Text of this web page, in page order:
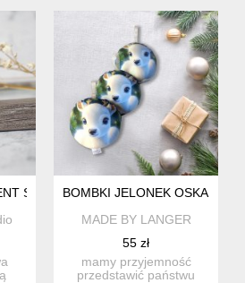
ŚWIĄTECZNYBOMBKI JELONEK OSKAR -
MADE BY LANGER
55 zł
mamy przyjemność
przedstawić państwu